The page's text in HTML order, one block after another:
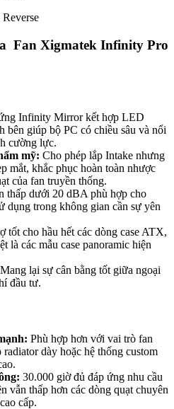
Fan Xigmatek Infinity Pro
Infinity Mirror kết hợp LED
bên giúp bộ PC có chiều sâu và nổi
cường lực.
mỹ: Cho phép lắp Intake nhưng
mắt, khắc phục hoàn toàn nhược
của fan truyền thống.
thấp dưới 20 dBA phù hợp cho
dụng trong không gian cần sự yên
tốt cho hầu hết các dòng case ATX,
là các mẫu case panoramic hiện
Mang lại sự cân bằng tốt giữa ngoại
đầu tư.
Phù hợp hơn với vai trò fan
dày hoặc hệ thống custom
30.000 giờ đủ đáp ứng nhu cầu
vẫn thấp hơn các dòng quạt chuyên
cấp.